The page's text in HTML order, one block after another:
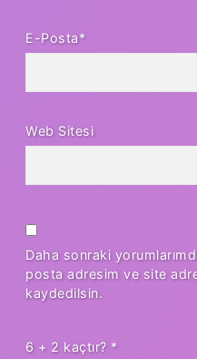
E-Posta*
Web Sitesi
Daha sonraki
posta adresim ve site
kaydedilsin.
6 + 2 kaçtır? *